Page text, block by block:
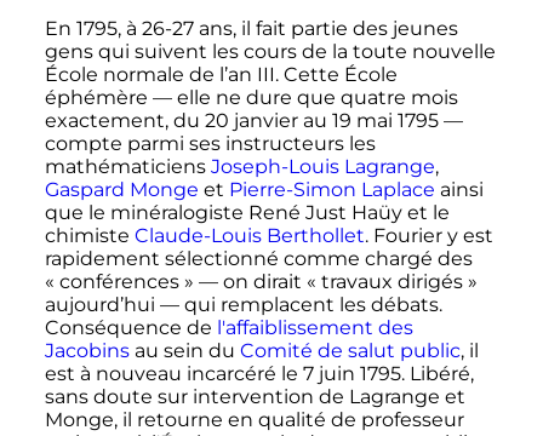
En 1795, à 26-27 ans, il fait partie des jeunes
gens qui suivent les cours de la toute nouvelle
École normale de l’an III. Cette École
éphémère — elle ne dure que quatre mois
exactement, du 20 janvierau 19 mai 1795 —
compte parmi ses instructeurs les
mathématiciens Joseph-Louis Lagrange,
Gaspard Monge et Pierre-Simon Laplace ainsi
que le minéralogiste René Just Haüy et le
chimiste Claude-Louis Berthollet. Fourier y est
rapidement sélectionné comme chargé des
« conférences » — on dirait « travaux dirigés »
aujourd’hui —qui remplacent les débats.
Conséquence de l'affaiblissement des
Jacobinsau sein du Comité de salut public, il
est à nouveau incarcéré le 7 juin 1795. Libéré,
sans doute sur intervention de Lagrange et
Monge, il retourne en qualité de professeur